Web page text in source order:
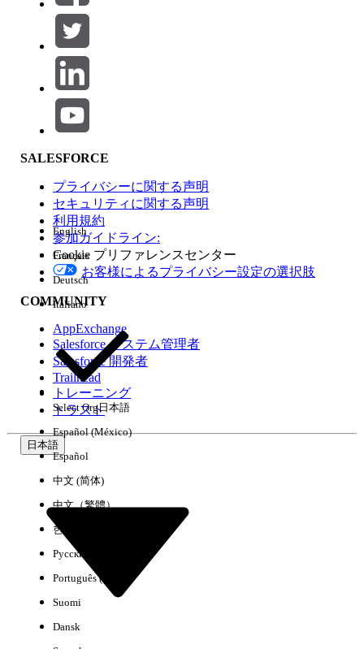
絞り込み条件を選択
製品エリア
機能の影響
エディション
環境
SALESFORCE
プライバシーに関する声明
セキュリティに関する声明
利用規約
参加ガイドライン:
Cookie プリファレンスセンター
お客様によるプライバシー設定の選択肢
COMMUNITY
AppExchange
Salesforce システム管理者
Salesforce 開発者
Trailhead
トレーニング
トラスト
日本語
English
Français
Deutsch
Italiano
Select Org日本語
Español (México)
Español
中文 (简体)
中文（繁體）
한국어
Русский
Português (Brasil)
Suomi
Dansk